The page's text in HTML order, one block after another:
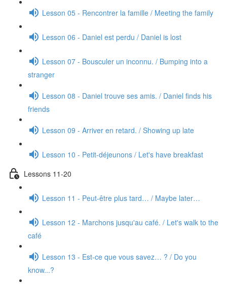
Lesson 05 - Rencontrer la famille / Meeting the family
Lesson 06 - Daniel est perdu / Daniel is lost
Lesson 07 - Bousculer un inconnu. / Bumping into a
stranger
Lesson 08 - Daniel trouve ses amis. / Daniel finds his
friends
Lesson 09 - Arriver en retard. / Showing up late
Lesson 10 - Petit-déjeunons / Let's have breakfast
Lessons 11-20
Lesson 11 - Peut-être plus tard… / Maybe later…
Lesson 12 - Marchons jusqu'au café. / Let's walk to the
café
Lesson 13 - Est-ce que vous savez… ? / Do you
know...?